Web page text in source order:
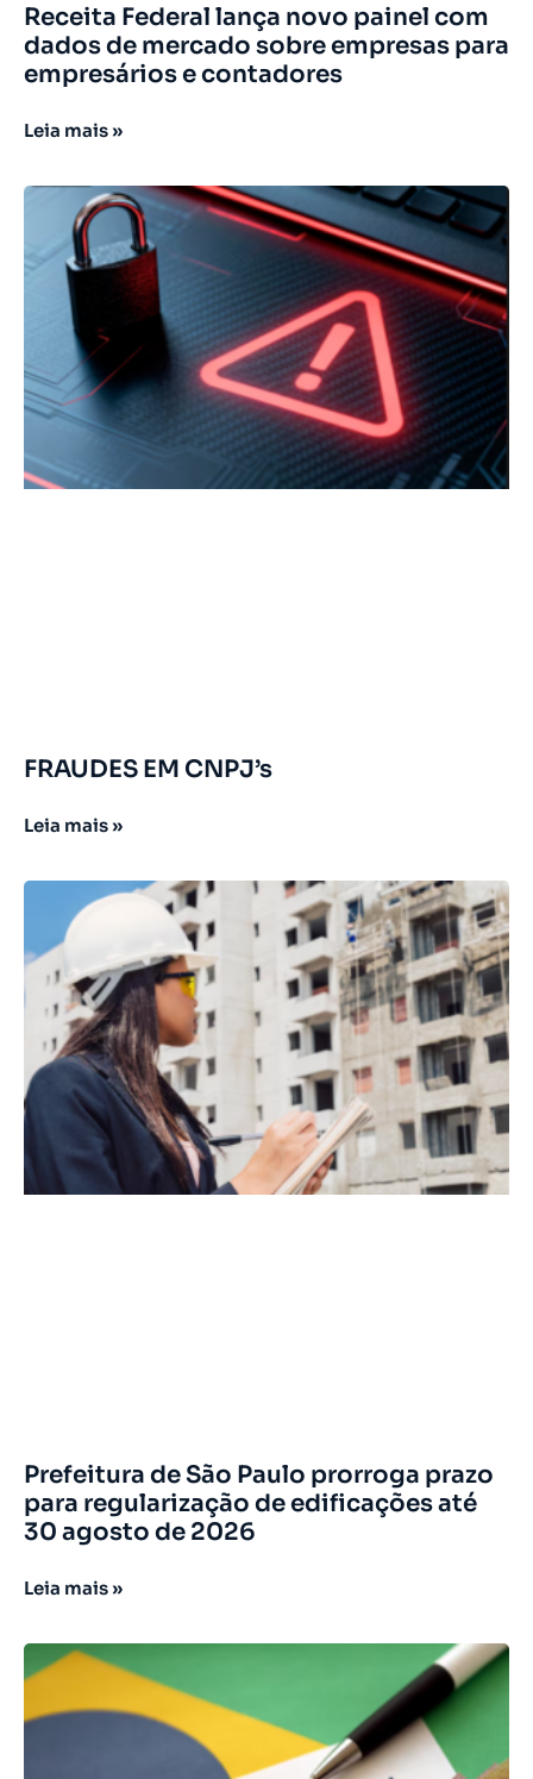
Receita Federal lança novo painel com
dados de mercado sobre empresas para
empresários e contadores
Leia mais »
FRAUDES EM CNPJ’s
Leia mais »
Prefeitura de São Paulo prorroga prazo
para regularização de edificações até
30 agosto de 2026
Leia mais »